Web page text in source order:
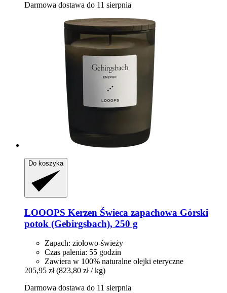
Darmowa dostawa do 11 sierpnia
Do koszyka
LOOOPS Kerzen Świeca zapachowa Górski
potok (Gebirgsbach), 250 g
Zapach: ziołowo-świeży
Czas palenia: 55 godzin
Zawiera w 100% naturalne olejki eteryczne
205,95 zł (823,80 zł / kg)
Darmowa dostawa do 11 sierpnia